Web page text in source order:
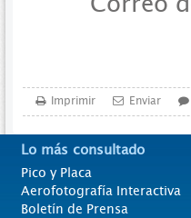
Imprimir Enviar
Lo más consultado
Pico y Placa
Aerofotografía Interactiva
Boletín de Prensa